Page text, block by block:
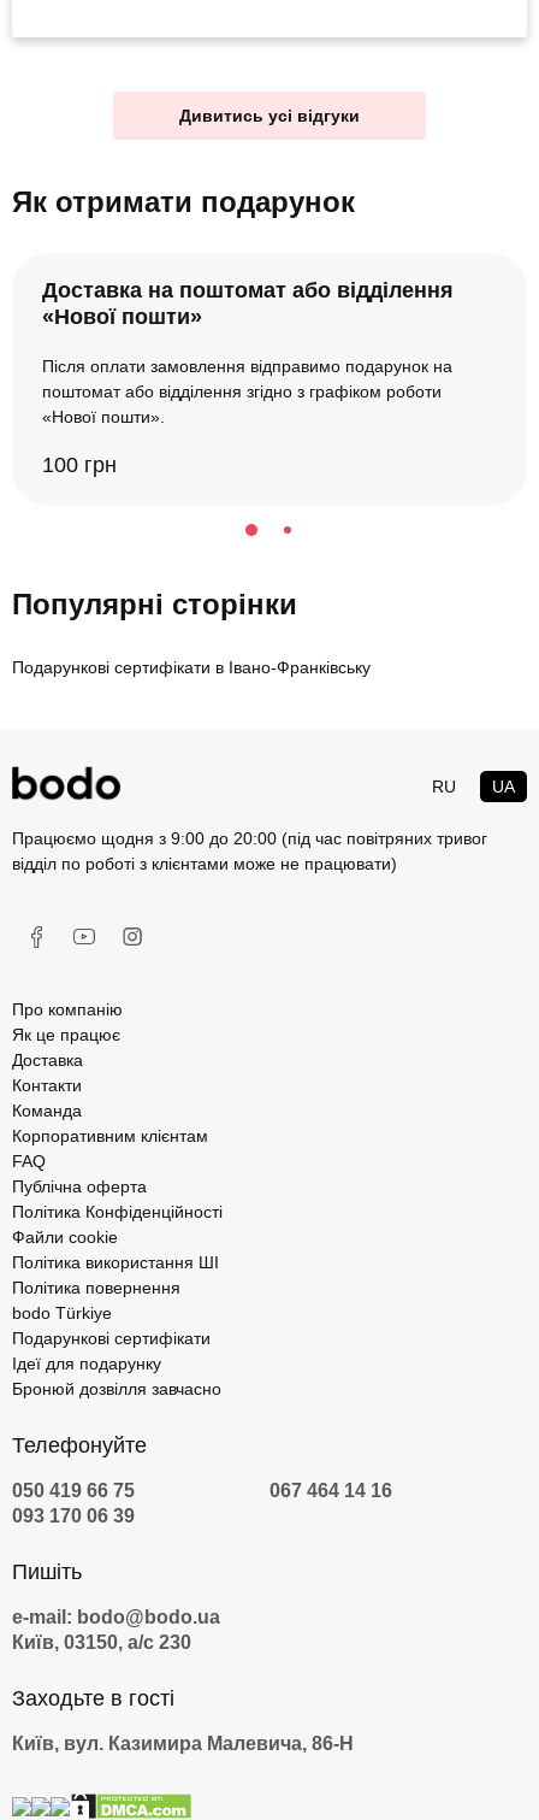
Дивитись усі відгуки
Як отримати подарунок
Доставка на поштомат або відділення
«Нової пошти»
Після оплати замовлення відправимо подарунок на
поштомат або відділення згідно з графіком роботи
«Нової пошти».
100 грн
Популярні сторінки
Подарункові сертифікати в Івано-Франківську
RU UA
Працюємо щодня з 9:00 до 20:00 (під час повітряних тривог
відділ по роботі з клієнтами може не працювати)
Про компанію
Як це працює
Доставка
Контакти
Команда
Корпоративним клієнтам
FAQ
Публічна оферта
Політика Конфіденційності
Файли cookie
Політика використання ШІ
Політика повернення
bodo Türkiye
Подарункові сертифікати
Ідеї для подарунку
Бронюй дозвілля завчасно
Телефонуйте
050 419 66 75
067 464 14 16
093 170 06 39
Пишіть
e-mail: bodo@bodo.ua
Київ, 03150, а/с 230
Заходьте в гості
Київ, вул. Казимира Малевича, 86-Н